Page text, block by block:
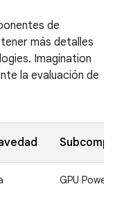
de
más detalles
Imagination
la evaluación de
GPU